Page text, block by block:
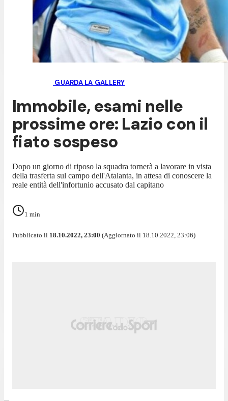
GUARDA LA GALLERY
Immobile, esami nelle
prossime ore: Lazio con il
fiato sospeso
Dopo un giorno di riposo la squadra tornerà a lavorare in vista
della trasferta sul campo dell'Atalanta, in attesa di conoscere la
reale entità dell'infortunio accusato dal capitano
1 min
Pubblicato il 18.10.2022, 23:00 (Aggiornato il 18.10.2022, 23:06)